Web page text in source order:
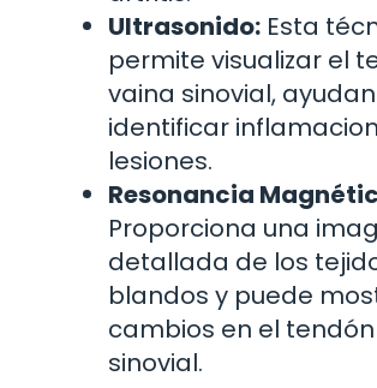
Ultrasonido: Esta
permite visualizar el
vaina sinovial,
identificar
lesiones.
Resonancia
Proporciona una
detallada de los
blandos y puede
cambios en el
sinovial.